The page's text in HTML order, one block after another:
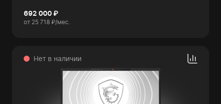
692 000 ₽
от 25 718 ₽/мес.
Нет в наличии